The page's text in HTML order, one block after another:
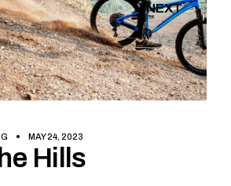
NEXT
MAY 24, 2023
Hills